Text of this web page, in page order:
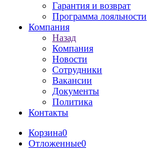
Гарантия и возврат
Программа лояльности
Компания
Назад
Компания
Новости
Сотрудники
Вакансии
Документы
Политика
Контакты
Корзина0
Отложенные0